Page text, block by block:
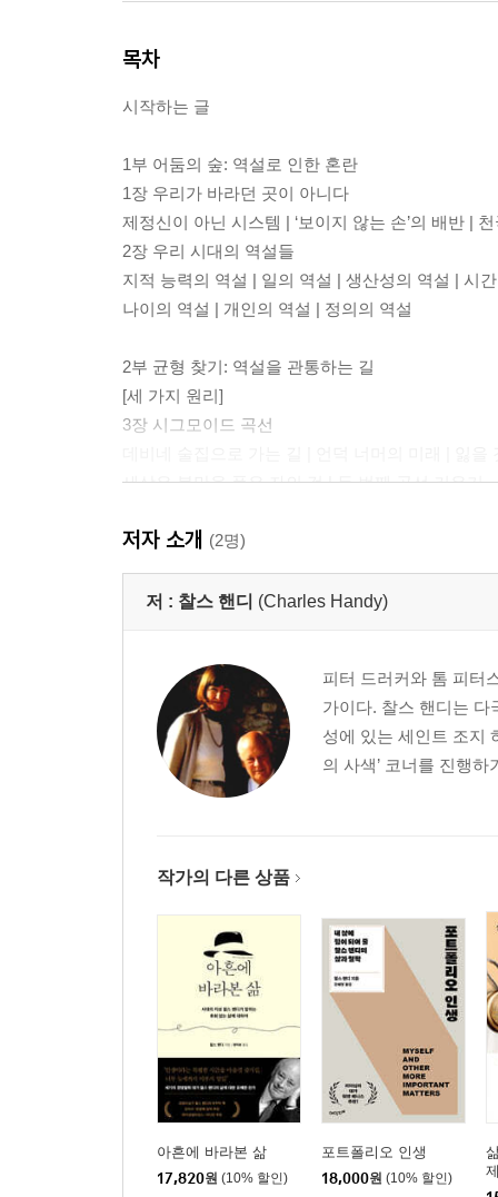
목차
시작하는 글
1부 어둠의 숲: 역설로 인한 혼란
1장 우리가 바라던 곳이 아니다
제정신이 아닌 시스템 | ‘보이지 않는 손’의 배반 |
2장 우리 시대의 역설들
지적 능력의 역설 | 일의 역설 | 생산성의 역설 | 시
나이의 역설 | 개인의 역설 | 정의의 역설
2부 균형 찾기: 역설을 관통하는 길
[세 가지 원리]
3장 시그모이드 곡선
세상은 불만을 품은 자의 것 | 두 번째 곡선 키우기
안팎이 뒤바뀐 도넛 | 두 가지 유형의 실수 | 개인별
5장 중국식 계약
보이지 않는 악수 | 타협의 도덕성 | 미래와 맺는 계
[연방제 아이디어]
6장 이중시민의식
크지만 작다 | 5파운드 경매 | 여왕의 중대사 | 법
7장 보충성 원리
역위임 | 이탈리아 스타일 | 서명, 그리고 여덟 명
영미식, 독일식, 일본식 자본주의 | 실존적 회사 | ‘
‘와일드 이스트’ 상태
9장 회원제 기업
주인인가, 도박사인가 | 자산인가, 공동체인가 |
권력 분립 | 도박사들의 조직 | 미래를 엿보다
[인생 재설계]
10장 노동 시간
미니멀리스트 조직 | 다이아몬드에서 진흙으로 | 포
11장 삶의 네 시기
누가 은퇴한다고 했습니까? | 네 가지 노동 | 1기
4기, 남는 의문들 | 역행의 가능성 | 정의로운 상태
저자 소개 (2명)
저 : 찰스 핸디 (Charles Handy)
피터 드러커와 톰 피터
가이다. 찰스 핸디는
성에 있는 세인트 조지
의 사색’ 코너를 진행
작가의 다른 상품
아흔에 바라본 삶
17,820원 (10% 할인)
포트폴리오 인생
18,000원 (10% 할인)